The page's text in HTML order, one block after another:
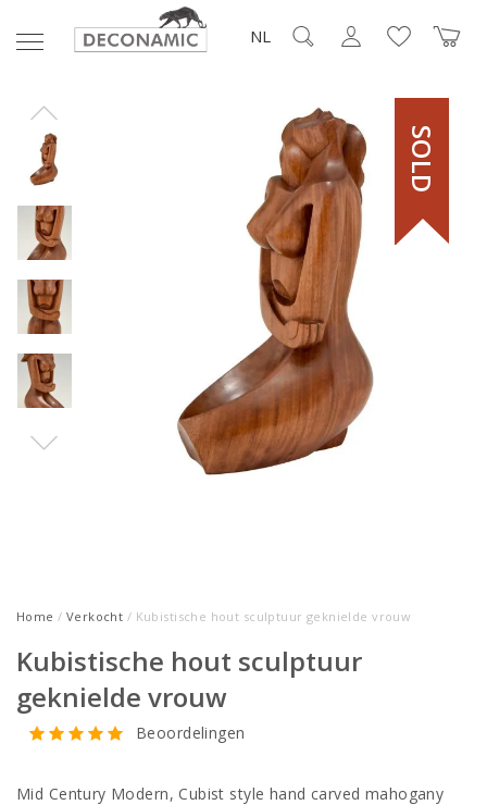
NL
SOLD
Home / Verkocht / Kubistische hout sculptuur geknielde vrouw
Kubistische hout sculptuur
geknielde vrouw
Beoordelingen
Mid Century Modern, Cubist style hand carved mahogany